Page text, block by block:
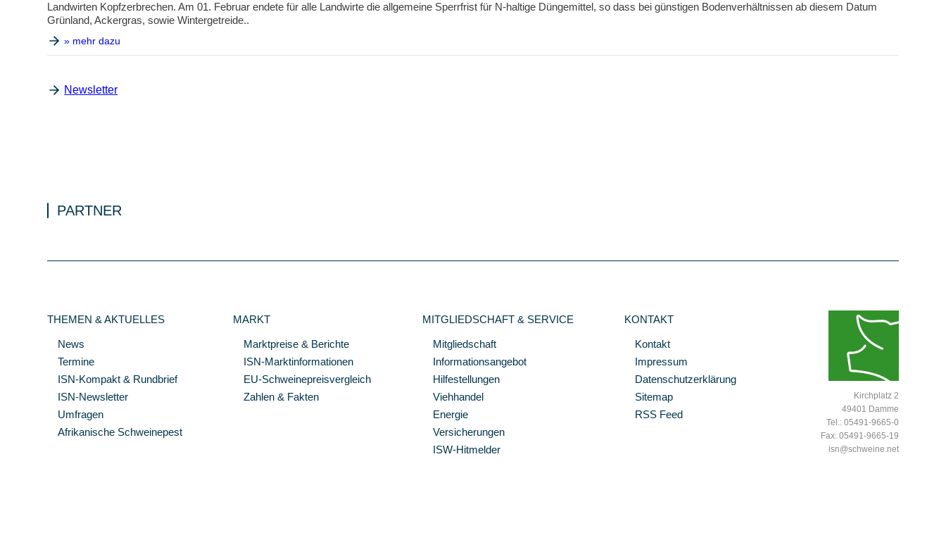
Landwirten Kopfzerbrechen. Am 01. Februar endete für alle Landwirte die allgemeine Sperrfrist für N-haltige Düngemittel, so dass bei günstigen Bodenverhältnissen ab diesem Datum
Grünland, Ackergras, sowie Wintergetreide..
» mehr dazu
Newsletter
PARTNER
THEMEN & AKTUELLES
News
Termine
ISN-Kompakt & Rundbrief
ISN-Newsletter
Umfragen
Afrikanische Schweinepest
MARKT
Marktpreise & Berichte
ISN-Marktinformationen
EU-Schweinepreisvergleich
Zahlen & Fakten
MITGLIEDSCHAFT & SERVICE
Mitgliedschaft
Informationsangebot
Hilfestellungen
Viehhandel
Energie
Versicherungen
ISW-Hitmelder
KONTAKT
Kontakt
Impressum
Datenschutzerklärung
Sitemap
RSS Feed
Kirchplatz 2
49401 Damme
Tel.: 05491-9665-0
Fax: 05491-9665-19
isn@schweine.net